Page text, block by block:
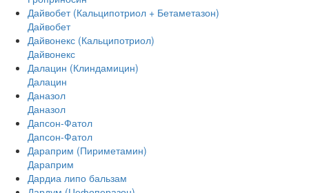
Дайвобет (Кальципотриол + Бетаметазон)
Дайвобет
Дайвонекс (Кальципотриол)
Дайвонекс
Далацин (Клиндамицин)
Далацин
Даназол
Даназол
Дапсон-Фатол
Дапсон-Фатол
Дараприм (Пириметамин)
Дараприм
Дардиа липо бальзам